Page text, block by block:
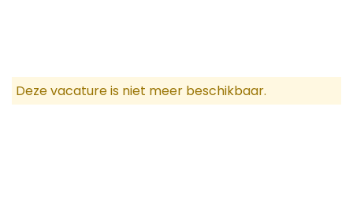
Deze vacature is niet meer beschikbaar.